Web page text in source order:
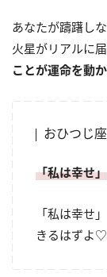
あなたが躊躇し
火星がリアルに
ことが運命を動
おひつじ
「私は幸せ」
「私は幸せ
きるはずよ♡